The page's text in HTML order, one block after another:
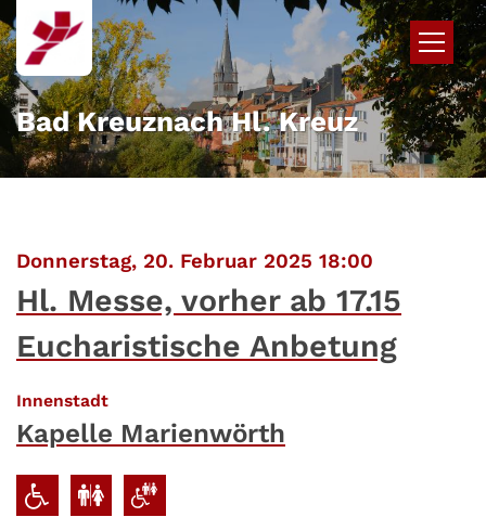
Zum Inhalt springen
Bad Kreuznach Hl. Kreuz
Donnerstag, 20. Februar 2025 18:00
Hl. Messe, vorher ab 17.15
Eucharistische Anbetung
Innenstadt:
Kapelle Marienwörth